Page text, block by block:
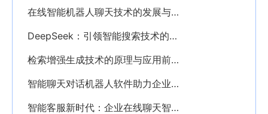
在线智能机器人聊天技术的发展与企业应用前景分析
DeepSeek：引领智能搜索技术的创新突破与应用前景
检索增强生成技术的原理与应用前景解析
智能聊天对话机器人软件助力企业数字化转型的创新应用
智能客服新时代：企业在线聊天智能机器人的深度解析与应用价值